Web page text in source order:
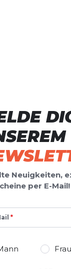
Neuigkeiten,
per E-Mail!
Frau